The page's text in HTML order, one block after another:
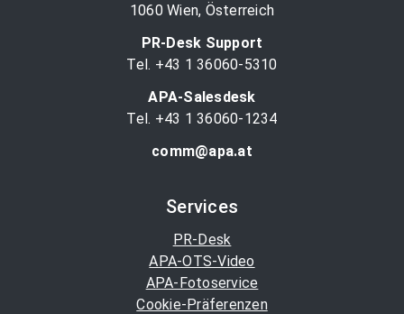
1060 Wien, Österreich
PR-Desk Support
Tel. +43 1 36060-5310
APA-Salesdesk
Tel. +43 1 36060-1234
comm@apa.at
Services
PR-Desk
APA-OTS-Video
APA-Fotoservice
Cookie-Präferenzen